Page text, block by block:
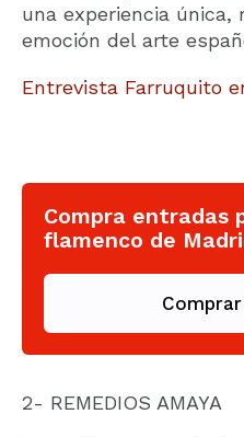
una experiencia única,
emoción del arte
Entrevista Farruquito
Compra entradas
flamenco de
2- REMEDIOS AMAYA